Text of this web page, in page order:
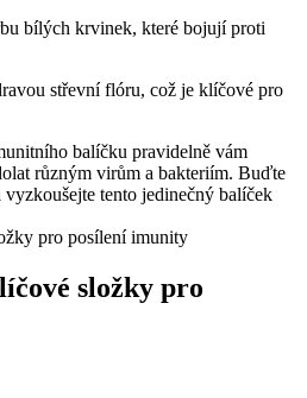
bílých ⁣krvinek, které bojují proti
střevní flóru, což je klíčové pro
balíčku pravidelně vám
⁤různým virům a bakteriím. Buďte
tento ⁣jedinečný‍ balíček
složky pro